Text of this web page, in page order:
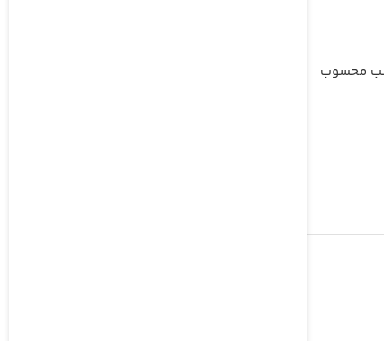
محسوب